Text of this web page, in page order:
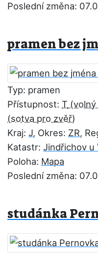
Poslední změna:
pramen bez
Typ: pramen
Přístupnost: T
Kraj: J, Okres: ZR,
Katastr: Jindřichov u
Poloha: Mapa
Poslední změna:
studánka